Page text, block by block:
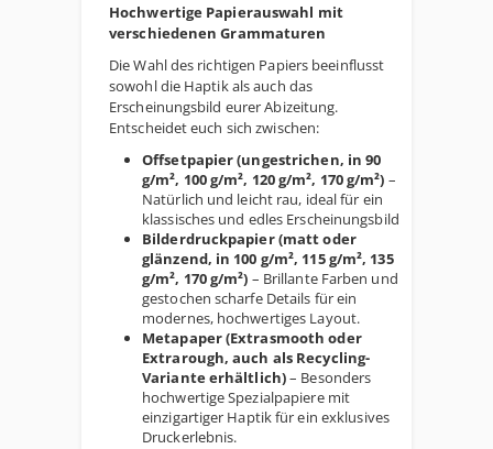
Hochwertige Papierauswahl mit
verschiedenen Grammaturen
Die Wahl des richtigen Papiers beeinflusst
sowohl die Haptik als auch das
Erscheinungsbild eurer Abizeitung.
Entscheidet euch sich zwischen:
Offsetpapier (ungestrichen, in 90
g/m², 100 g/m², 120 g/m², 170 g/m²) –
Natürlich und leicht rau, ideal für ein
klassisches und edles Erscheinungsbild.
Bilderdruckpapier (matt oder
glänzend, in 100 g/m², 115 g/m², 135
g/m², 170 g/m²) – Brillante Farben und
gestochen scharfe Details für ein
modernes, hochwertiges Layout.
Metapaper (Extrasmooth oder
Extrarough, auch als Recycling-
Variante erhältlich)– Besonders
hochwertige Spezialpapiere mit
einzigartiger Haptik für ein exklusives
Druckerlebnis.